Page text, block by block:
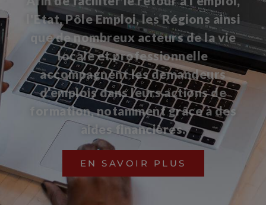
l'Etat, Pôle Emploi, les Régions ainsi
que de nombreux acteurs de la vie
locale et professionnelle
accompagnent les demandeurs
d’emplois dans leurs actions de
formation, notamment grâce à des
aides financières.
EN SAVOIR PLUS